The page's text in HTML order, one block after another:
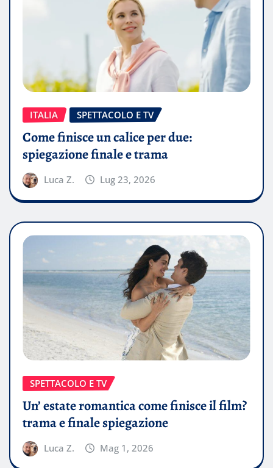
ITALIA SPETTACOLO E TV
Come finisce un calice per due:
spiegazione finale e trama
Luca Z. Lug 23, 2026
SPETTACOLO E TV
Un’ estate romantica come finisce il film?
trama e finale spiegazione
Luca Z. Mag 1, 2026